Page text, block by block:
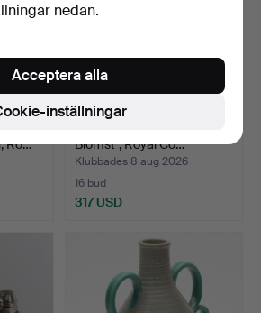
Ro…
Blomst", Royal Co…
Klubbades 8 aug 2026
16 bud
317 USD
nedan.
inställningar
Acceptera alla